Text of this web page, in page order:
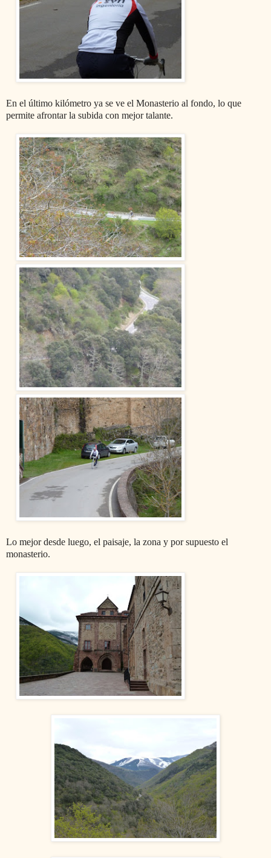
En el último kilómetro ya se ve el Monasterio al fondo, lo que
permite afrontar la subida con mejor talante.
Lo mejor desde luego, el paisaje, la zona y por supuesto el
monasterio.